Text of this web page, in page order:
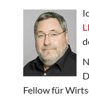
Fellow für